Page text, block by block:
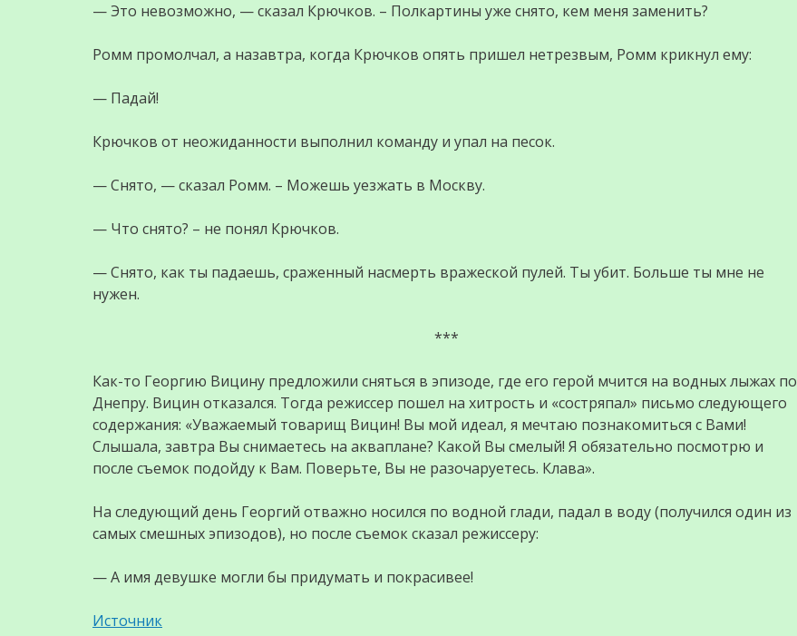
— Это невозможно, — сказал Крючков. – Полкартины уже снято, кем меня заменить?
Ромм промолчал, а назавтра, когда Крючков опять пришел нетрезвым, Ромм крикнул ему:
— Падай!
Крючков от неожиданности выполнил команду и упал на песок.
— Снято, — сказал Ромм. – Можешь уезжать в Москву.
— Что снято? – не понял Крючков.
— Снято, как ты падаешь, сраженный насмерть вражеской пулей. Ты убит. Больше ты мне не
нужен.
***
Как-то Георгию Вицину предложили сняться в эпизоде, где его герой мчится на водных лыжах по
Днепру. Вицин отказался. Тогда режиссер пошел на хитрость и «состряпал» письмо следующего
содержания: «Уважаемый товарищ Вицин! Вы мой идеал, я мечтаю познакомиться с Вами!
Слышала, завтра Вы снимаетесь на акваплане? Какой Вы смелый! Я обязательно посмотрю и
после съемок подойду к Вам. Поверьте, Вы не разочаруетесь. Клава».
На следующий день Георгий отважно носился по водной глади, падал в воду (получился один из
самых смешных эпизодов), но после съемок сказал режиссеру:
— А имя девушке могли бы придумать и покрасивее!
Источник